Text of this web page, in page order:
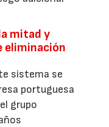
mitad y
eliminación
sistema se
portuguesa
grupo